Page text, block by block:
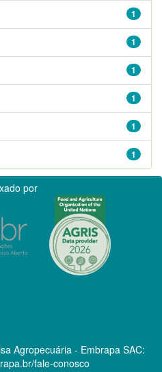
1
1
1
1
1
1
por
Agropecuária - Embrapa SAC:
fale-conosco